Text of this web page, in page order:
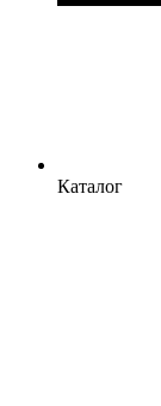
Каталог